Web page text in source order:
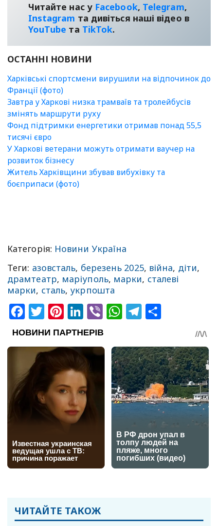
Читайте нас у Facebook, Telegram,
Instagram та дивіться наші відео в
YouТube та TikTok.
ОСТАННІ НОВИНИ
Харківські спортсмени вирушили на відпочинок до
Франції (фото)
Завтра у Харкові низка трамваїв та тролейбусів
змінять маршрути руху
Фонд підтримки енергетики отримав понад 55,5
тисячі євро
У Харкові ветерани можуть отримати ваучер на
розвиток бізнесу
Житель Харківщини збував вибухівку та
боєприпаси (фото)
Категорія: Новини Україна
Теги: азовсталь, березень 2025, війна, діти,
драмтеатр, маріуполь, марки, сталеві
марки, сталь, укрпошта
Facebook
Twitter
Pinterest
LinkedIn
ViberWhatsApp
Telegram
ЧИТАЙТЕ ТАКОЖ